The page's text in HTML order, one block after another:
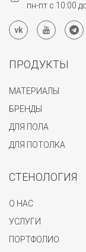
пн-пт с 10:00
ПРОДУКТЫ
МАТЕРИАЛЫ
БРЕНДЫ
ДЛЯ ПОЛА
ДЛЯ ПОТОЛКА
СТЕНОЛОГИЯ
О НАС
УСЛУГИ
ПОРТФОЛИО